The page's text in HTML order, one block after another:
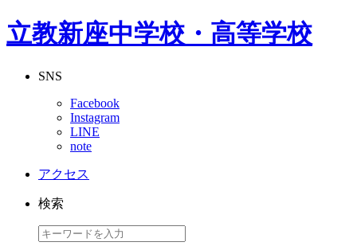
立教新座中学校・高等学校
SNS
Facebook
Instagram
LINE
note
アクセス
検索